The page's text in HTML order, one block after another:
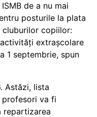
de a nu mai
posturile la plata
copiilor:
extrașcolare
1 septembrie, spun
Astăzi, lista
va fi
repartizarea